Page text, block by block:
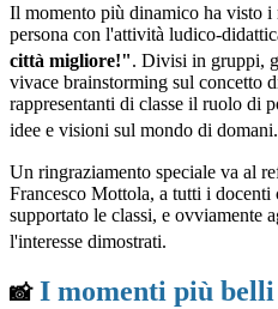
Il momento più dinamico ha visto
persona con l'attività ludico-
città migliore!". Divisi in gruppi,
vivace brainstorming sul concetto
rappresentanti di classe il ruolo di
idee e visioni sul mondo di domani.
Un ringraziamento speciale va al
Francesco Mottola, a tutti i docenti
supportato le classi, e ovviamente
l'interesse dimostrati.
📸I momenti più